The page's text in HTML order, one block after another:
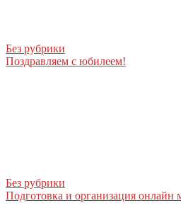
Без рубрики
Поздравляем с юбилеем!
Без рубрики
Подготовка и организация онлайн